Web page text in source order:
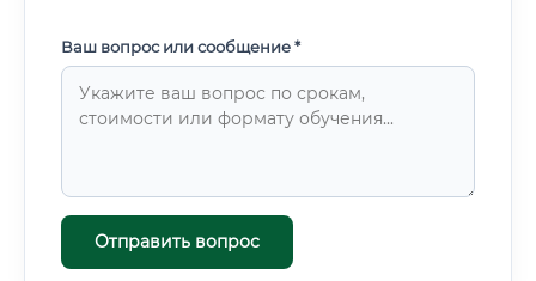
Ваш вопрос или сообщение *
Отправить вопрос